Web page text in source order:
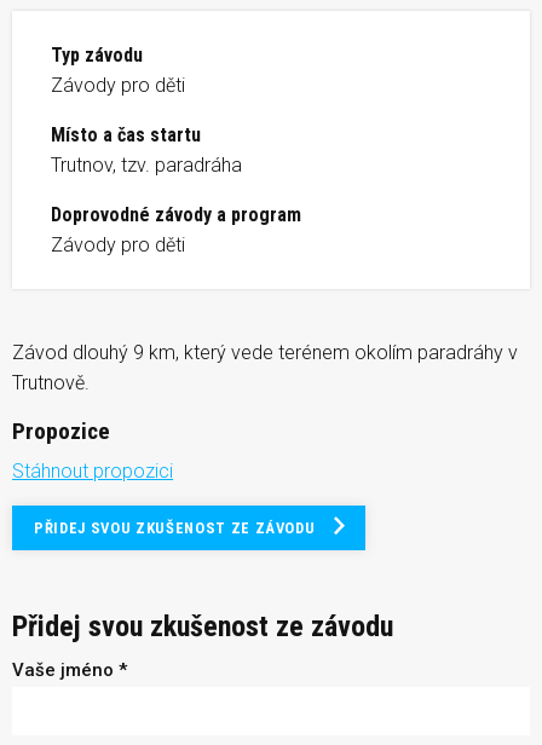
Typ závodu
Závody pro děti
Místo a čas startu
Trutnov, tzv. paradráha
Doprovodné závody a program
Závody pro děti
Závod dlouhý 9 km, který vede terénem okolím paradráhy v
Trutnově.
Propozice
Stáhnout propozici
PŘIDEJ SVOU ZKUŠENOST ZE ZÁVODU
Přidej svou zkušenost ze závodu
Vaše jméno *